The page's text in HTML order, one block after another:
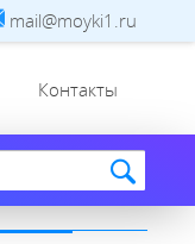
mail@moyki1.ru
Контакты